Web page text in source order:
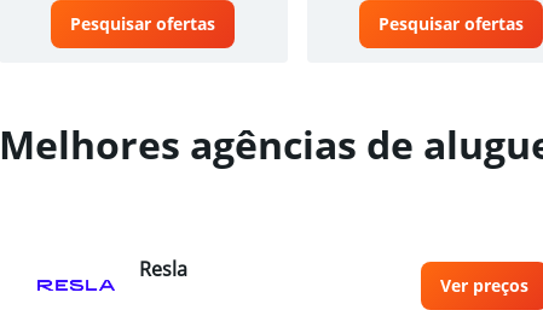
Pesquisar ofertas Pesquisar ofertas
Melhores agências de
Resla
Ver preços